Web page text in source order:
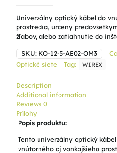
Univerzálny optický kábel do
prostredia, určený
žľabov, alebo zatiahnutie do
SKU: KO-12-5-AE02-OM3
Optické siete
Tag: WIREX
Description
Additional information
Reviews 0
Prílohy
Popis produktu:
Tento univerzálny optický
vnútorného aj vonkajšieho